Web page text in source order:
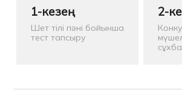
1-кезең
Шет тілі пәні бойынша
тест тапсыру
2-